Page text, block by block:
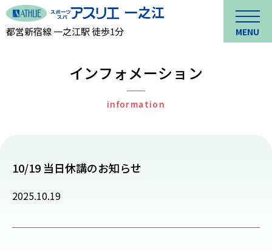
都営新宿線 一之江駅 徒歩1分 MENU
インフォメーション
information
10/19 当日休講のお知らせ
2025.10.19